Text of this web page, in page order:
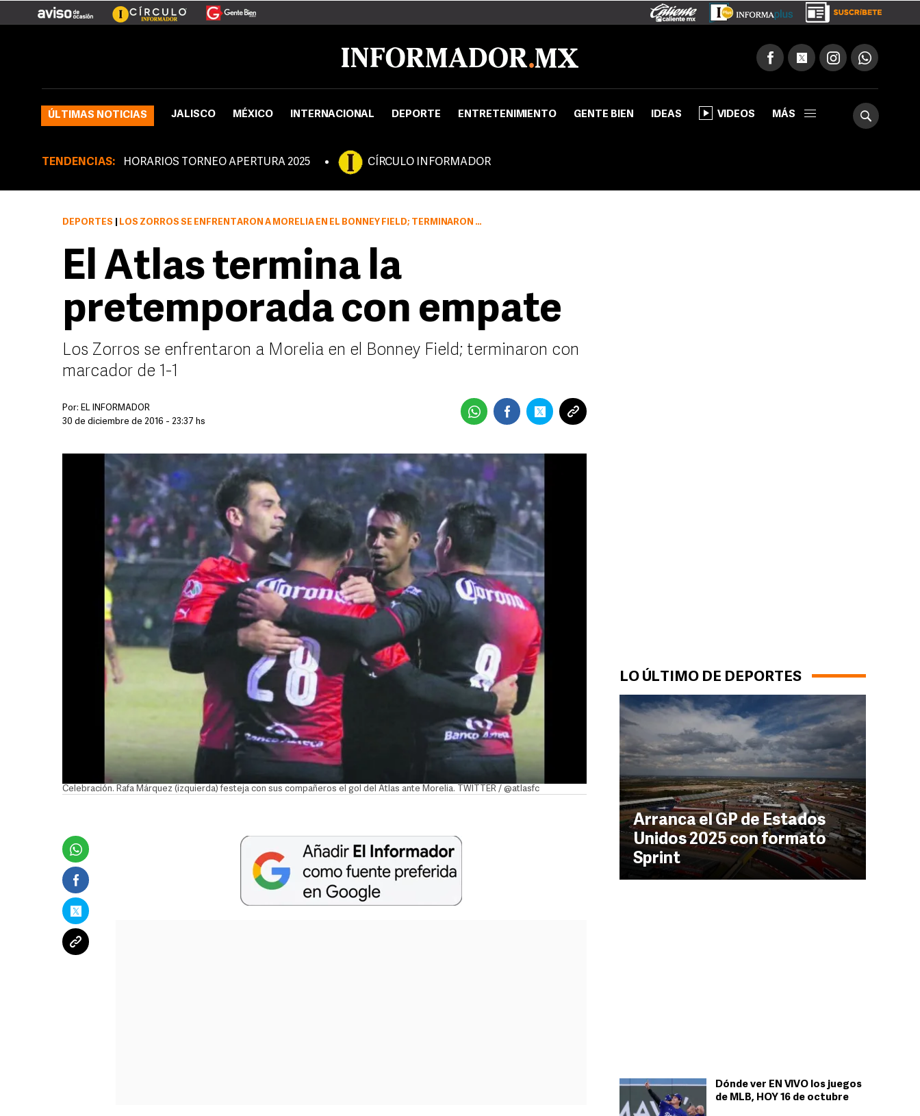
ÚLTIMAS NOTICIAS JALISCO MÉXICO INTERNACIONAL DEPORTE ENTRETENIMIENTO GENTE BIEN IDEAS VIDEOS MÁS
TENDENCIAS: HORARIOS TORNEO APERTURA 2025 CÍRCULO INFORMADOR
LO ÚLTIMO DE DEPORTES
Arranca el GP de Estados
Unidos 2025 con formato
Sprint
Dónde ver EN VIVO los juegos
de MLB, HOY 16 de octubre
DEPORTES LOS ZORROS SE ENFRENTARON A MORELIA EN EL BONNEY FIELD; TERMINARON CON MARCADOR DE 1-1
El Atlas termina la
pretemporada con empate
Los Zorros se enfrentaron a Morelia en el Bonney Field; terminaron con
marcador de 1-1
Por: EL INFORMADOR
30 de diciembre de 2016 - 23:37 hs
Celebración. Rafa Márquez (izquierda) festeja con sus compañeros el gol del Atlas ante Morelia. TWITTER / @atlasfc